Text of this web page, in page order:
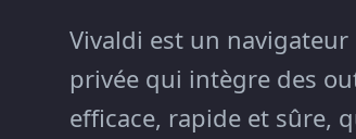
Vivaldi est un
privée qui intègre des
efficace, rapide et sûre,